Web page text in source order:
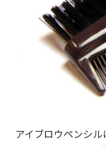
アイブロウペンシ